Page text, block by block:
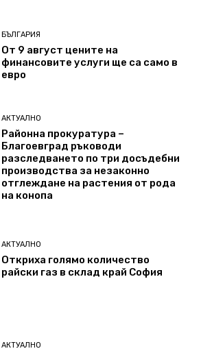
БЪЛГАРИЯ
От 9 август цените на
финансовите услуги ще са само в
евро
АКТУАЛНО
Районна прокуратура –
Благоевград ръководи
разследването по три досъдебни
производства за незаконно
отглеждане на растения от рода
на конопа
АКТУАЛНО
Откриха голямо количество
райски газ в склад край София
АКТУАЛНО